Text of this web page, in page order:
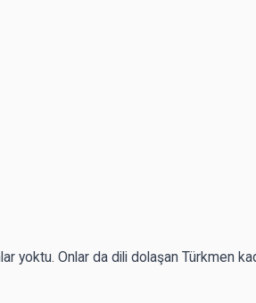
yoktu. Onlar da dili dolaşan Türkmen